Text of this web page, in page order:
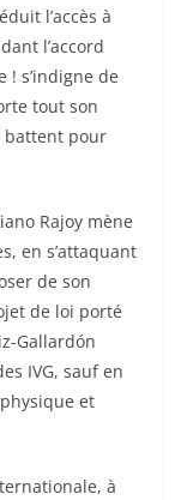
l’accès à
l’accord
! s’indigne de
tout son
battent pour
Rajoy mène
en s’attaquant
de son
de loi porté
Gallardón
IVG, sauf en
et
à